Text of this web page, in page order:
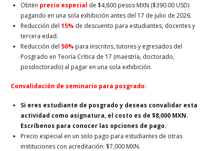
Obtén precio especial de $4,800 pesos MXN ($390.00 USD)
pagando en una sola exhibición antes del 17 de julio de 2026.
Reducción del15% de descuento para estudiantes, docentes y
tercera edad.
Reducción del 50% para inscritos, tutores y egresados del
Posgrado en Teoría Crítica de 17 (maestría, doctorado,
posdoctorado) al pagar en una sola exhibición.
Convalidación de seminario para posgrado:
Si eres estudiante de posgrado y deseas convalidar esta
actividad como asignatura, el costo es de $8,000 MXN.
Escríbenos para conocer las opciones de pago.
Precio especial en un solo pago para estudiantes de otras
instituciones con acreditación: $7,000 MXN.